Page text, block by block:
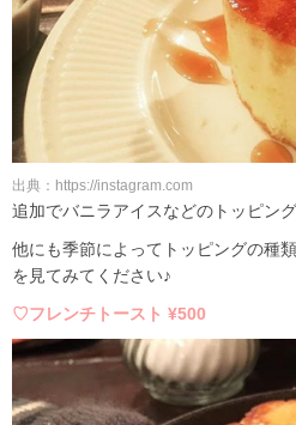
出典：https://instagram.com
追加でバニラアイスなどのトッピン
他にも季節によってトッピングの種
を見てみてください♪
♡フレンチトースト ¥500